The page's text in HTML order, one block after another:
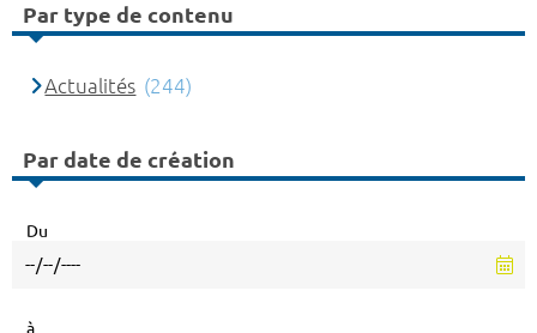
Par type de contenu
Actualités (244)
Par date de création
Du
à